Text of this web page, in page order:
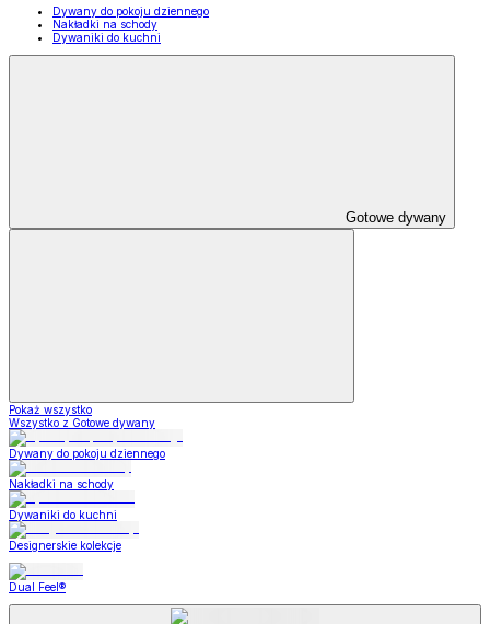
Dywany do pokoju dziennego
Nakładki na schody
Dywaniki do kuchni
Gotowe dywany
Pokaż wszystko
Wszystko z Gotowe dywany
Dywany do pokoju dziennego
Nakładki na schody
Dywaniki do kuchni
Designerskie kolekcje
Dual Feel®